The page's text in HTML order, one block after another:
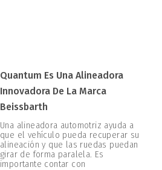
Quantum Es Una Alineadora
Innovadora De La Marca
Beissbarth
Una alineadora automotriz ayuda a
que el vehículo pueda recuperar su
alineación y que las ruedas puedan
girar de forma paralela. Es
importante contar con